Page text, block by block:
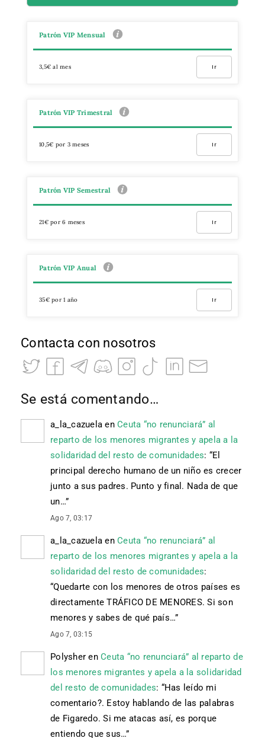
Patrón VIP Mensual
3,5€ al mes Ir
Patrón VIP Trimestral
10,5€ por 3 meses Ir
Patrón VIP Semestral
21€ por 6 meses Ir
Patrón VIP Anual
35€ por 1 año Ir
Contacta con nosotros
Se está comentando…
a_la_cazuela en Ceuta “no renunciará” al
reparto de los menores migrantes y apela a la
solidaridad del resto de comunidades: “El
principal derecho humano de un niño es crecer
junto a sus padres. Punto y final. Nada de que
un…”
Ago 7, 03:17
a_la_cazuela en Ceuta “no renunciará” al
reparto de los menores migrantes y apela a la
solidaridad del resto de comunidades:
“Quedarte con los menores de otros países es
directamente TRÁFICO DE MENORES. Si son
menores y sabes de qué país…”
Ago 7, 03:15
Polysher en Ceuta “no renunciará” al reparto de
los menores migrantes y apela a la solidaridad
del resto de comunidades: “Has leído mi
comentario?. Estoy hablando de las palabras
de Figaredo. Si me atacas así, es porque
entiendo que sus…”